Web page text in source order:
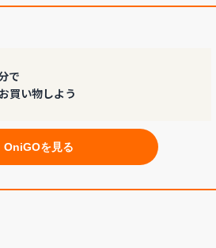
で
買い物しよう
OniGOを見る